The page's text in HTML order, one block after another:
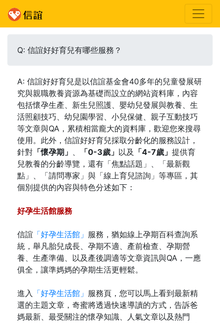
Q: 信誼好好育兒有哪些服務？
A: 信誼好好育兒是以信誼基金會40多年的兒童發展研
究與親職教養資源為基礎而設立的網站資料庫，內容
包括懷孕生產、新生兒照護、嬰幼兒發展與教養、生
活照顧技巧、幼兒園學習、小兒保健、親子互動技巧
等文章與QA，累積相當龐大的資料庫，歡迎您來搜尋
使用。此外，信誼好好育兒採取分齡化的服務設計，
針對 「懷孕期」 、 「0-3歲」 以及 「4-7歲」 提供育
兒教養的分齡導覽，還有「焦點話題」、「最新觀
點」、「請問專家」與「線上育兒諮詢」等專區，其
個別提供的內容與特色分述如下：
好孕生活館服務
信誼 「好孕生活館」 服務，猶如線上孕期百科查詢系
統，舉凡胎兒成長、孕期不適、產前檢查、孕期營
養、生產準備、以及產後調適等文章資訊與QA，一應
俱全，讓準媽媽的孕期生活更輕鬆。
進入 「好孕生活館」 服務頁，您可以馬上看到最新精
選的主題文章，奇蜜將透過快速導讀的方式，告訴爸
媽最新、最受關注的懷孕知識、人氣文章以及熱門